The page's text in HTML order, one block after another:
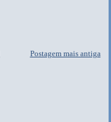
Postagem mais antiga